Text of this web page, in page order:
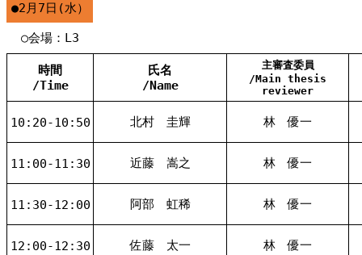
●2月7日(水）
○会場：L3
時間
/Time
氏名
/Name
主審査委員
/Main thesis
reviewer
10:20-10:50 北村 圭輝 林 優一
11:00-11:30 近藤 嵩之 林 優一
11:30-12:00 阿部 虹稀 林 優一
12:00-12:30 佐藤 太一 林 優一